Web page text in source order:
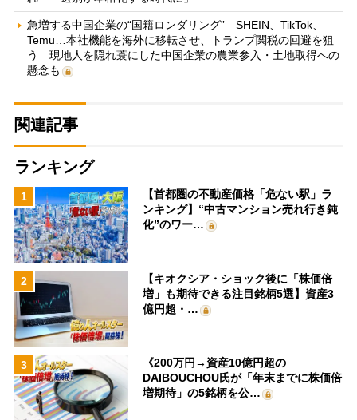
急増する中国企業の“国籍ロンダリング” SHEIN、TikTok、
Temu…本社機能を海外に移転させ、トランプ関税の回避を狙
う 現地人を隠れ蓑にした中国企業の農業参入・土地取得への
懸念も
関連記事
ランキング
1
【首都圏の不動産価格「危ない駅」ラ
ンキング】“中古マンション売れ行き鈍
化”のワー…
2
【キオクシア・ショック後に「株価倍
増」も期待できる注目銘柄5選】資産3
億円超・…
3
《200万円→資産10億円超の
DAIBOUCHOU氏が「年末までに株価倍
増期待」の5銘柄を公…